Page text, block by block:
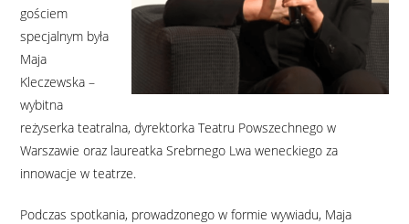
gościem
specjalnym była
Maja
Kleczewska –
wybitna
reżyserka teatralna, dyrektorka Teatru Powszechnego w
Warszawie oraz laureatka Srebrnego Lwa weneckiego za
innowacje w teatrze.
Podczas spotkania, prowadzonego w formie wywiadu, Maja